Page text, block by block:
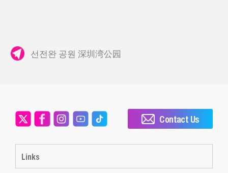
선전완 공원 深圳湾公园
Links
Contact Us